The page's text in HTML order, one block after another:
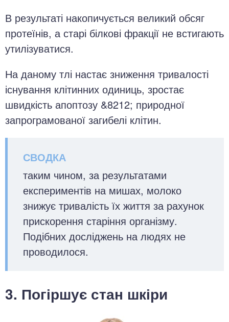
В результаті накопичується великий обсяг
протеїнів, а старі білкові фракції не встигають
утилізуватися.
На даному тлі настає зниження тривалості
існування клітинних одиниць, зростає
швидкість апоптозу &8212; природної
запрограмованої загибелі клітин.
таким чином, за результатами
експериментів на мишах, молоко
знижує тривалість їх життя за рахунок
прискорення старіння організму.
Подібних досліджень на людях не
проводилося.
3. Погіршує стан шкіри